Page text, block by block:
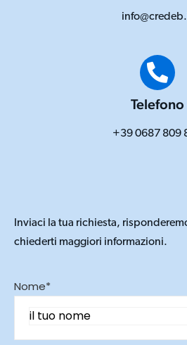
Telefono
+39 0687 809
Inviaci la tua richiesta,
chiederti maggiori informazioni.
Nome*